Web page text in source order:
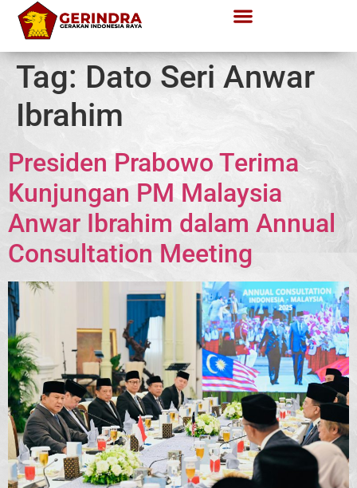
Tag: Dato Seri Anwar
Ibrahim
Presiden Prabowo Terima
Kunjungan PM Malaysia
Anwar Ibrahim dalam Annual
Consultation Meeting